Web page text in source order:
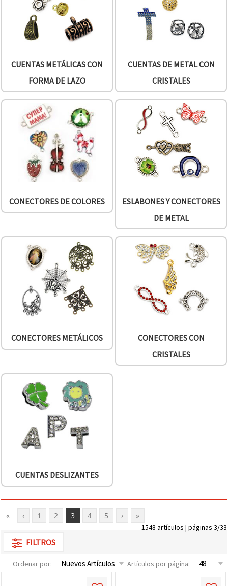
CUENTAS METÁLICAS CON
FORMA DE LAZO
CUENTAS DE METAL CON
CRISTALES
CONECTORES DE COLORES
ESLABONES Y CONECTORES
DE METAL
CONECTORES METÁLICOS
CONECTORES CON
CRISTALES
CUENTAS DESLIZANTES
« ‹ 1 2 3 4 5 › »
1548 artículos | páginas 3/33
FILTROS
Ordenar por: Artículos por página: